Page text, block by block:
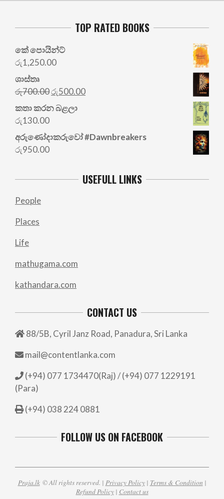
TOP RATED BOOKS
කේ පොයින්ට්
රු1,250.00
ශාස්තෘ
රු700.00Original
price
was:
රු500.00Current
කතා කරන බළලා
රු130.00
අරු‍ණෝදාකරුවෝ #Dawnbreakers
රු950.00
USEFULL LINKS
People
Places
Life
mathugama.com
kathandara.com
CONTACT US
88/5B, Cyril Janz Road, Panadura, Sri Lanka
mail@contentlanka.com
(+94) 077 1734470(Raj) / (+94) 077 1229191
(Para)
(+94) 038 224 0881
FOLLOW US ON FACEBOOK
Praja.lk© All rights reserved. | Privacy Policy| Terms & Condition |
Refund Policy| Contact us